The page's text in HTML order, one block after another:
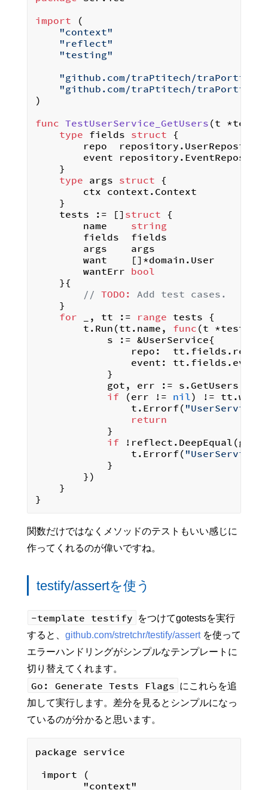
import (
"context"
"reflect"
"testing"
"github.com/traPtitech/
"github.com/traPtitech/
)
func TestUserService_GetUsers (t
type fields struct {
type args struct {
	tests := []
struct {
		name
string
		wantErr
bool
// TODO:
Add test cases.
for _, tt := range tests {
		t.Run(tt.name,
func (t
if (err != nil) !=
				t.Errorf(
return
if
				t.Errorf(
関数だけではなくメソッドのテストもいい感じに
作ってくれるのが偉いですね。
testify/assertを使う
-template testify
をつけてgotestsを実行
すると、 github.com/stretchr/testify/assertを使って
エラーハンドリングがシンプルなテンプレートに
切り替えてくれます。
Go: Generate Tests Flags にこれらを追
加して実行します。差分を見るとシンプルになっ
ているのが分かると思います。
package service
import (